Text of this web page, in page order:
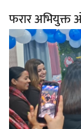
फरार अभियुक्त